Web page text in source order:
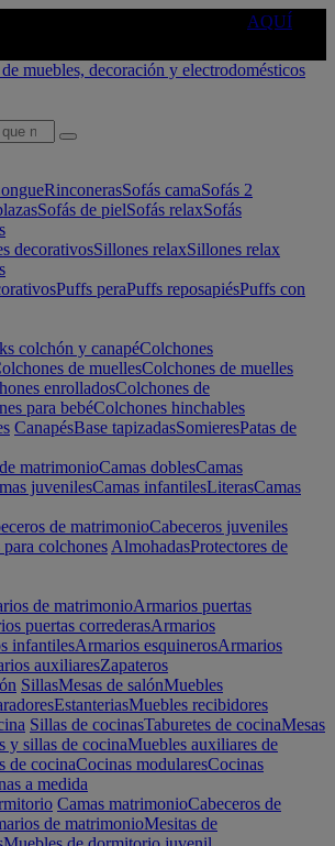
AQUÍ
RinconerasSofás camaSofás 2
Sofás de pielSofás relaxSofás
decorativosSillones relaxSillones relax
Puffs peraPuffs reposapiésPuffs con
colchón y canapéColchones
de muellesColchones de muelles
enrolladosColchones de
para bebéColchones hinchables
CanapésBase tapizadasSomieresPatas de
matrimonioCamas doblesCamas
juvenilesCamas infantilesLiterasCamas
de matrimonioCabeceros juveniles
colchones AlmohadasProtectores de
de matrimonioArmarios puertas
puertas correderasArmarios
infantilesArmarios esquinerosArmarios
auxiliaresZapateros
SillasMesas de salónMuebles
EstanteriasMuebles recibidores
Sillas de cocinasTaburetes de cocinaMesas
y sillas de cocinaMuebles auxiliares de
de cocinaCocinas modularesCocinas
a medida
Camas matrimonioCabeceros de
de matrimonioMesitas de